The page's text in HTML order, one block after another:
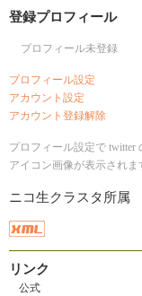
登録プロフィール
プロフィール未登録
プロフィール設定
アカウント設定
アカウント登録解除
プロフィール設定で twitter
アイコン画像が表示されま
ニコ生クラスタ所属
リンク
公式